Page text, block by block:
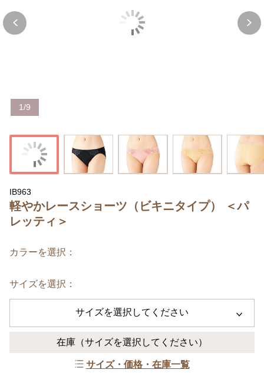
1/9
IB963
軽やかレースショーツ（ビキニタイプ） ＜パ
レッティ＞
カラーを選択：
サイズを選択：
サイズを選択してください
在庫 （サイズを選択してください）
サイズ・価格・在庫一覧